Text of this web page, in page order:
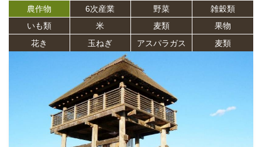
農作物
6次産業 野菜
雑穀類
いも類
米 麦類
果物
花き
玉ねぎ アスパラガス 麦類